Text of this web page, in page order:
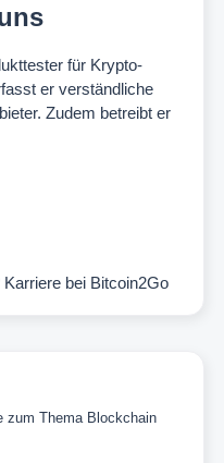
für Krypto-
er verständliche
Zudem betreibt er
Karriere bei Bitcoin2Go
zum Thema Blockchain